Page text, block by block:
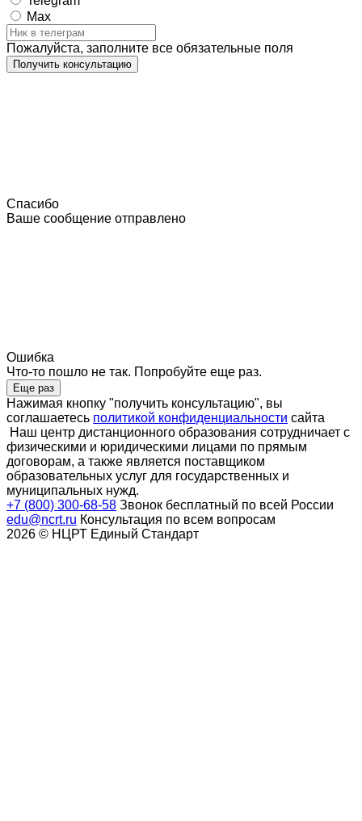
Max
Пожалуйста, заполните все обязательные поля
Получить консультацию
Спасибо
Ваше сообщение отправлено
Ошибка
Что-то пошло не так. Попробуйте еще раз.
Еще раз
Нажимая кнопку "получить консультацию", вы
соглашаетесь политикой конфиденциальности сайта
Наш центр дистанционного образования сотрудничает с
физическими и юридическими лицами по прямым
договорам, а также является поставщиком
образовательных услуг для государственных и
муниципальных нужд.
+7 (800) 300-68-58 Звонок бесплатный по всей России
edu@ncrt.ru Консультация по всем вопросам
2026 © НЦРТ Единый Стандарт